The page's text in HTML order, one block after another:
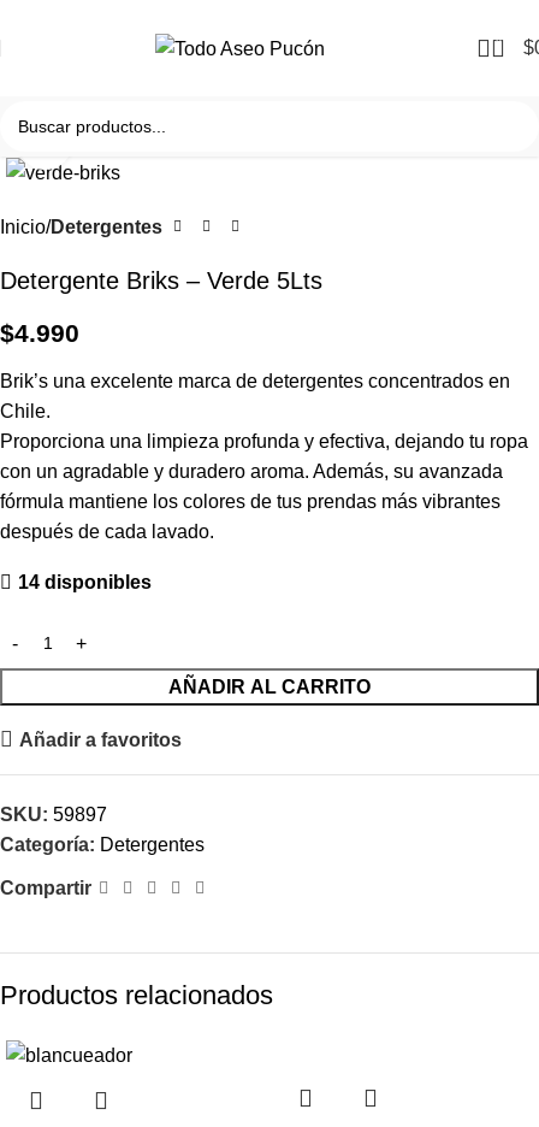
0 $
Clic para agrandar
Inicio Detergentes
Detergente Briks – Verde 5Lts
$4.990
Brik’s una excelente marca de detergentes concentrados en
Chile.
Proporciona una limpieza profunda y efectiva, dejando tu ropa
con un agradable y duradero aroma. Además, su avanzada
fórmula mantiene los colores de tus prendas más vibrantes
después de cada lavado.
14 disponibles
AÑADIR AL CARRITO
Añadir a favoritos
SKU: 59897
Categoría: Detergentes
Compartir
Productos relacionados